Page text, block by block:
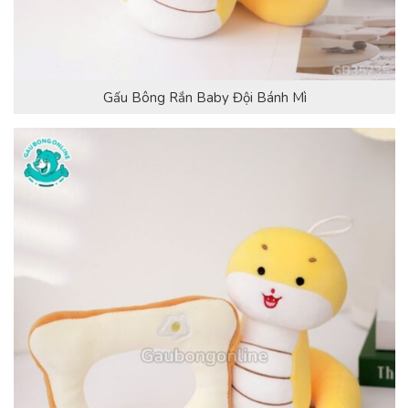
Gấu Bông Rắn Baby Đội Bánh Mì